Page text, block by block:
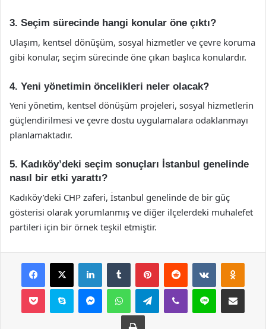
3. Seçim sürecinde hangi konular öne çıktı?
Ulaşım, kentsel dönüşüm, sosyal hizmetler ve çevre koruma
gibi konular, seçim sürecinde öne çıkan başlıca konulardır.
4. Yeni yönetimin öncelikleri neler olacak?
Yeni yönetim, kentsel dönüşüm projeleri, sosyal hizmetlerin
güçlendirilmesi ve çevre dostu uygulamalara odaklanmayı
planlamaktadır.
5. Kadıköy’deki seçim sonuçları İstanbul genelinde
nasıl bir etki yarattı?
Kadıköy’deki CHP zaferi, İstanbul genelinde de bir güç
gösterisi olarak yorumlanmış ve diğer ilçelerdeki muhalefet
partileri için bir örnek teşkil etmiştir.
Facebook
X LinkedInTumblr PinterestReddit VKontakte
Pocket Skype MessengerWhatsAppTelegramViber Line E-Posta ile
Yazdır